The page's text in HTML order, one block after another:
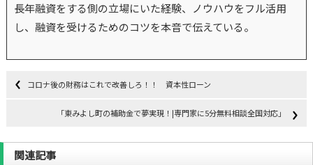
長年融資をする側の立場にいた経験、ノウハウをフル活用
し、融資を受けるためのコツを本音で伝えている。
コロナ後の財務はこれで改善しろ！！ 資本性ローン
「東みよし町の補助金で夢実現！|専門家に5分無料相談全国対応」
関連記事